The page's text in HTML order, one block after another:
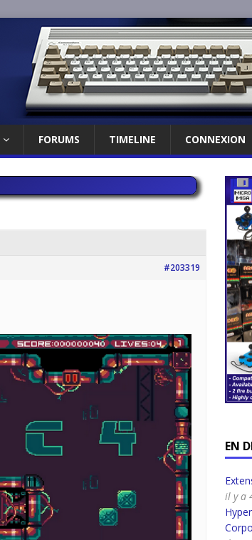
FORUMS TIMELINE CONNEXION
#203319
EN
il y a